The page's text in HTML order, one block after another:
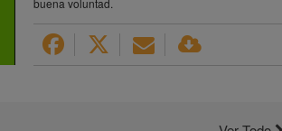
buena voluntad.